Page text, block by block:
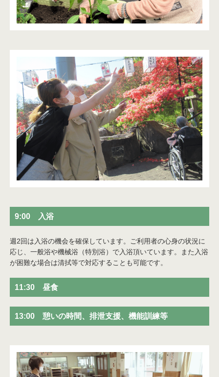
9:00 入浴
週2回は入浴の機会を確保しています。ご利用者の心身の状況に
応じ、一般浴や機械浴（特別浴）で入浴頂いています。また入浴
が困難な場合は清拭等で対応することも可能です。
11:30 昼食
13:00 憩いの時間、排泄支援、機能訓練等